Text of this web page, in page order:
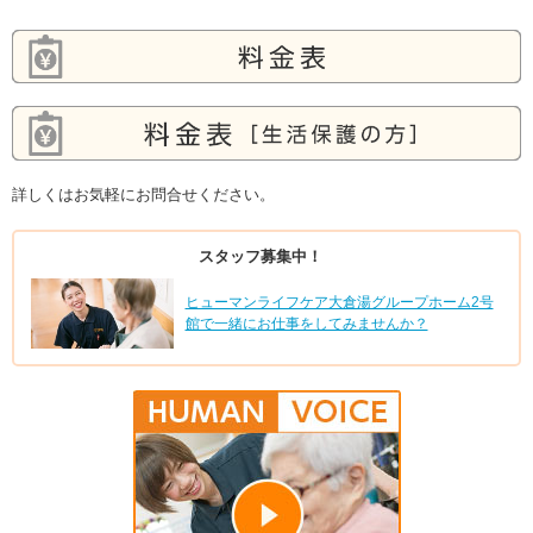
詳しくはお気軽にお問合せください。
スタッフ募集中！
ヒューマンライフケア大倉湯グループホーム2号
館で一緒にお仕事をしてみませんか？